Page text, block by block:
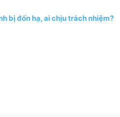
bị đốn hạ, ai chịu trách nhiệm?